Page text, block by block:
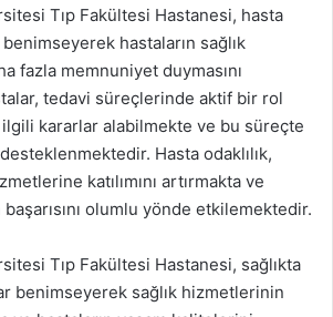
Tıp Fakültesi Hastanesi, hasta
hastaların sağlık
fazla memnuniyet duymasını
tedavi süreçlerinde aktif bir rol
ilgili kararlar alabilmekte ve bu süreçte
Hasta odaklılık,
katılımını artırmakta ve
olumlu yönde etkilemektedir.
Tıp Fakültesi Hastanesi, sağlıkta
benimseyerek sağlık hizmetlerinin